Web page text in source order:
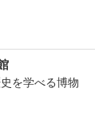
を学べる博物